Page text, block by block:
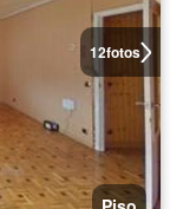
12fotos